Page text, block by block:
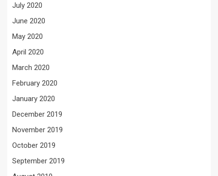
July 2020
June 2020
May 2020
April 2020
March 2020
February 2020
January 2020
December 2019
November 2019
October 2019
September 2019